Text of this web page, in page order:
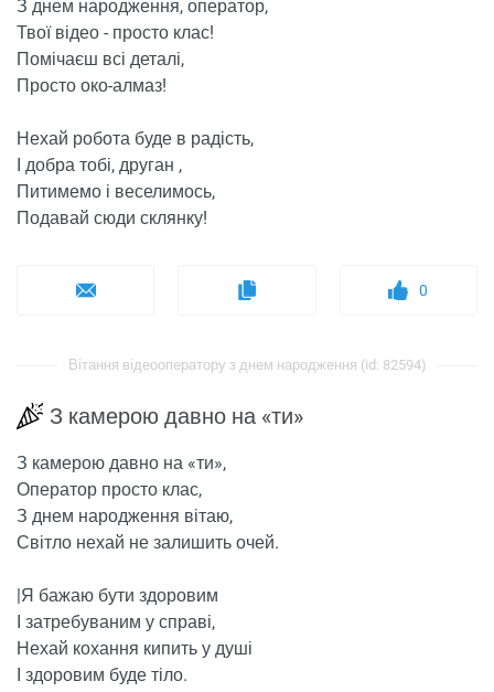
З днем ​​народження, оператор,
Твої відео - просто клас!
Помічаєш всі деталі,
Просто око-алмаз!
Нехай робота буде в радість,
І добра тобі, друган ,
Питимемо і веселимось,
Подавай сюди склянку!
0
Вітання відеооператору з днем ​​народження (id: 82594)
З камерою давно на «ти»
З камерою давно на «ти»,
Оператор просто клас,
З днем ​​народження вітаю,
Світло нехай не залишить очей.
|Я бажаю бути здоровим
І затребуваним у справі,
Нехай кохання кипить у душі
І здоровим буде тіло.